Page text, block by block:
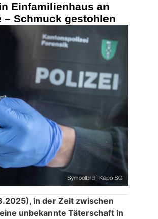
Einfamilienhaus an
Schmuck gestohlen
in der Zeit zwischen
unbekannte Täterschaft in